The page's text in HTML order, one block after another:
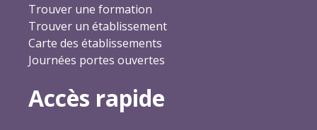
Trouver une formation
Trouver un établissement
Carte des établissements
Journées portes ouvertes
Accès rapide